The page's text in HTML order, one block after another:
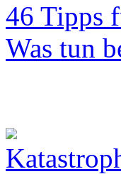
46 Tipps
Was tun